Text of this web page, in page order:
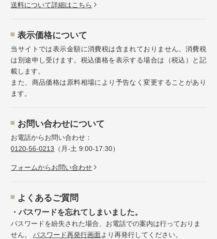
送料について詳細はこちら
表示価格について
当サイトでは表示金額に消費税は含まれておりません。消費税
は別途申し受けます。税込価格を表示する場合は（税込）と記
載します。
また、商品価格は原料相場により予告なく変更することがあり
ます。
お問い合わせについて
お電話からお問い合わせ：
0120-56-0213 （月-土 9:00-17:30）
フォームからお問い合わせ
よくあるご質問
・パスワードを忘れてしまいました。
パスワードを紛失された場合、お電話での案内は行っておりま
せん。パスワード再発行画面より再発行してください。